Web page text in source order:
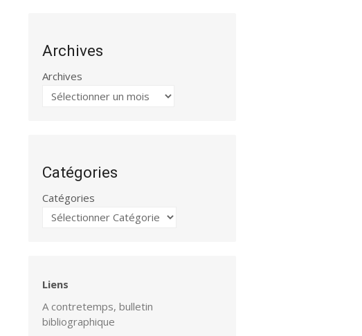
Archives
Archives
Catégories
Catégories
Liens
A contretemps, bulletin
bibliographique